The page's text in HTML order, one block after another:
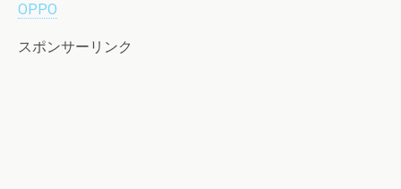
OPPO
スポンサーリンク